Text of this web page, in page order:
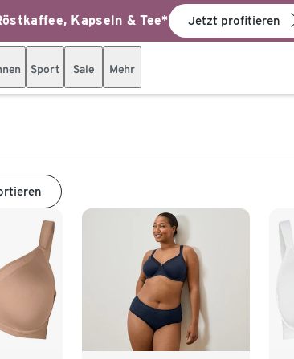
Kapseln & Tee* Jetzt profitieren
Sport Sale Mehr